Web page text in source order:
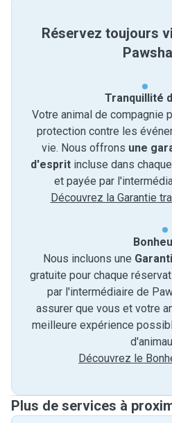
Réservez toujours
Tranquillité
Votre animal de compagnie
protection contre les
vie. Nous offrons une
d'esprit incluse dans
et payée par
Découvrez la Garantie
Nous incluons une
gratuite pour chaque
par l'intermédiaire de
assurer que vous et votre
meilleure expérience
Découvrez le
Plus de services à